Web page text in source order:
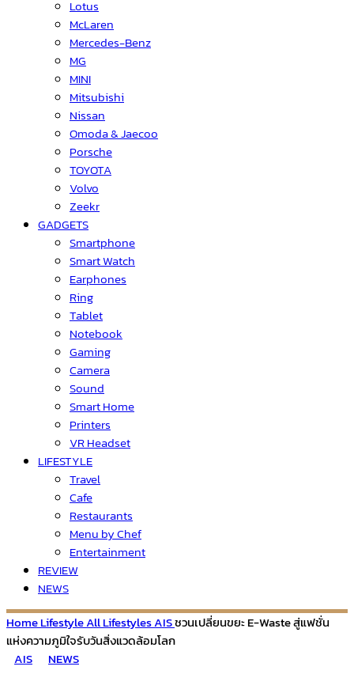
Lotus
McLaren
Mercedes-Benz
MG
MINI
Mitsubishi
Nissan
Omoda & Jaecoo
Porsche
TOYOTA
Volvo
Zeekr
GADGETS
Smartphone
Smart Watch
Earphones
Ring
Tablet
Notebook
Gaming
Camera
Sound
Smart Home
Printers
VR Headset
LIFESTYLE
Travel
Cafe
Restaurants
Menu by Chef
Entertainment
REVIEW
NEWS
HomeLifestyleAll LifestylesAISชวนเปลี่ยนขยะ E-Waste สู่แฟชั่น
แห่งความภูมิใจรับวันสิ่งแวดล้อมโลก
AIS
NEWS